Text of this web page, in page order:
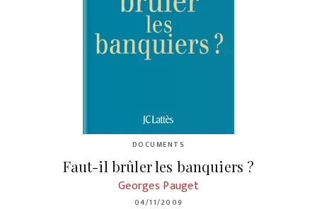
DOCUMENTS
Faut-il brûler les banquiers ?
Georges Pauget
04/11/2009